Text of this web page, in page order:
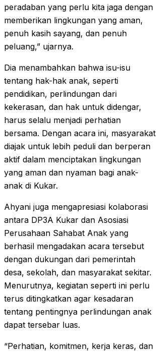
peradaban yang perlu kita jaga dengan
memberikan lingkungan yang aman,
penuh kasih sayang, dan penuh
peluang,” ujarnya.
Dia menambahkan bahwa isu-isu
tentang hak-hak anak, seperti
pendidikan, perlindungan dari
kekerasan, dan hak untuk didengar,
harus selalu menjadi perhatian
bersama. Dengan acara ini, masyarakat
diajak untuk lebih peduli dan berperan
aktif dalam menciptakan lingkungan
yang aman dan nyaman bagi anak-
anak di Kukar.
Ahyani juga mengapresiasi kolaborasi
antara DP3A Kukar dan Asosiasi
Perusahaan Sahabat Anak yang
berhasil mengadakan acara tersebut
dengan dukungan dari pemerintah
desa, sekolah, dan masyarakat sekitar.
Menurutnya, kegiatan seperti ini perlu
terus ditingkatkan agar kesadaran
tentang pentingnya perlindungan anak
dapat tersebar luas.
“Perhatian, komitmen, kerja keras, dan